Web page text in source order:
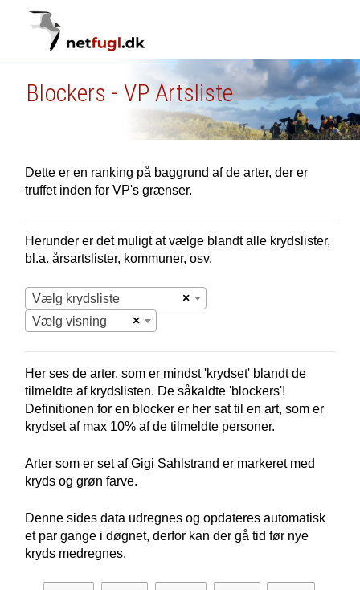
Blockers - VP Artsliste
Dette er en ranking på baggrund af de arter, der er
truffet inden for VP's grænser.
Herunder er det muligt at vælge blandt alle krydslister,
bl.a. årsartslister, kommuner, osv.
×
Vælg krydsliste
×
Vælg visning
Her ses de arter, som er mindst 'krydset' blandt de
tilmeldte af krydslisten. De såkaldte 'blockers'!
Definitionen for en blocker er her sat til en art, som er
krydset af max 10% af de tilmeldte personer.
Arter som er set af Gigi Sahlstrand er markeret med
kryds og grøn farve.
Denne sides data udregnes og opdateres automatisk
et par gange i døgnet, derfor kan der gå tid før nye
kryds medregnes.